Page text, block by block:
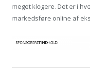
meget klogere. Det er i
markedsføre online af